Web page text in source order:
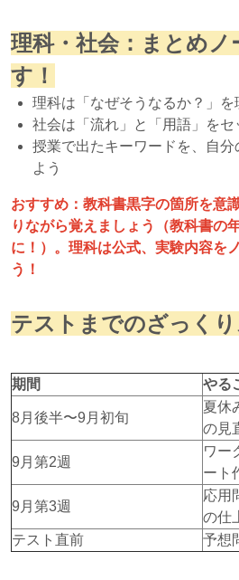
理科・社会：まとめノ
す！
理科は「なぜそうなるか？」
社会は「流れ」と「用語」を
授業で出たキーワードを、自
よう
おすすめ：教科書黒字の箇所を意
りながら覚えましょう（教科書の
に！）。理科は公式、実験内容を
う！
テストまでのざっく
期間 やる
8月後半〜9月初旬
夏休
の見
9月第2週
ワー
ート
9月第3週
応用
の仕
テスト直前
予想